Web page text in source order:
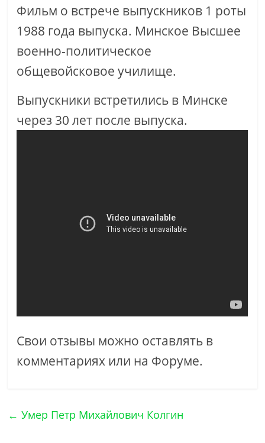
Фильм о встрече выпускников 1 роты
1988 года выпуска. Минское Высшее
военно-политическое
общевойсковое училище.
Выпускники встретились в Минске
через 30 лет после выпуска.
Свои отзывы можно оставлять в
комментариях или на Форуме.
← Умер Петр Михайлович Колгин